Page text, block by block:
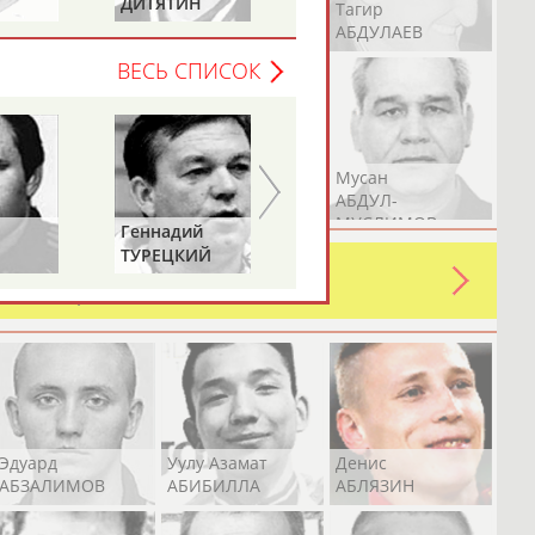
Герман
Рамазан
Тагир
АБДУЛАЕВ
Эмиль
АБДУЛЛИН
Мусан
АБДУЛ-
МУСЛИМОВ
какую-либо ошибку в уже
страны!
Эдуард
АБЗАЛИМОВ
Уулу Азамат
АБИБИЛЛА
Денис
АБЛЯЗИН
ВЕСЬ СПИСОК
Геннадий
ТУРЕЦКИЙ